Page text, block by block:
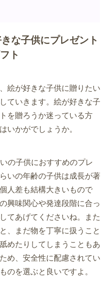
な子供にプレゼント
ト
絵が好きな子供に贈りたい
ていきます。絵が好きな子
を贈ろうか迷っている方
いかがでしょうか。
の子供におすすめのプレ
いの年齢の子供は成長が著
人差も結構大きいもので
興味関心や発達段階に合っ
てあげてくださいね。また
、まだ物を丁寧に扱うこと
めたりしてしまうこともあ
め、安全性に配慮されてい
のを選ぶと良いですよ。